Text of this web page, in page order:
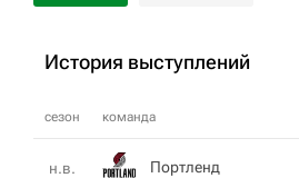
История выступлений
сезон команда
н.в. Портленд